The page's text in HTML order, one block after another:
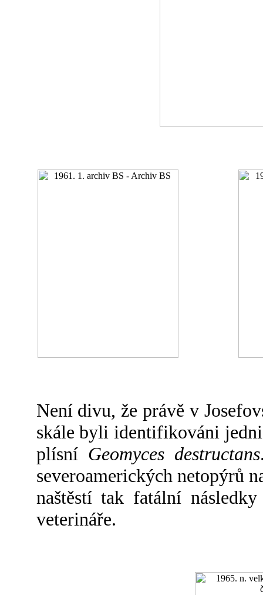
Není divu, že právě v
skále byli identifikováni
plísní Geomyces destructans
severoamerických netopýrů
naštěstí tak fatální
veterináře.